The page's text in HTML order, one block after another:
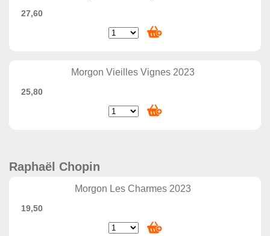
27,60
Morgon Vieilles Vignes 2023
25,80
Raphaël Chopin
Morgon Les Charmes 2023
19,50